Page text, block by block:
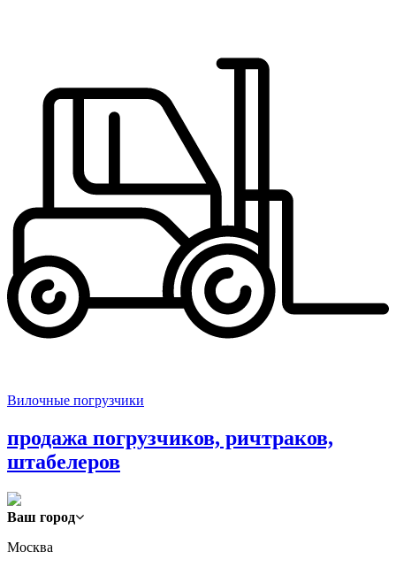
Вилочные погрузчики
продажа погрузчиков, ричтраков,
штабелеров
Ваш город
Москва